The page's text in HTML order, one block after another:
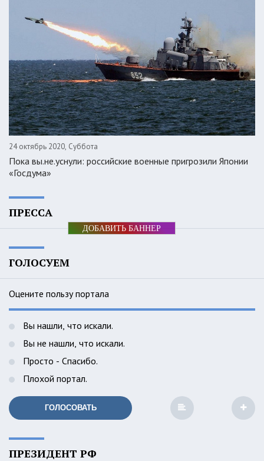
24 октябрь 2020, Суббота
Пока вы.не.уснули: российские военные пригрозили Японии
«Госдума»
ПРЕССА
ДОБАВИТЬ БАННЕР
ГОЛОСУЕМ
Оцените пользу портала
Вы нашли, что искали.
Вы не нашли, что искали.
Просто - Спасибо.
Плохой портал.
ГОЛОСОВАТЬ
ПРЕЗИДЕНТ РФ